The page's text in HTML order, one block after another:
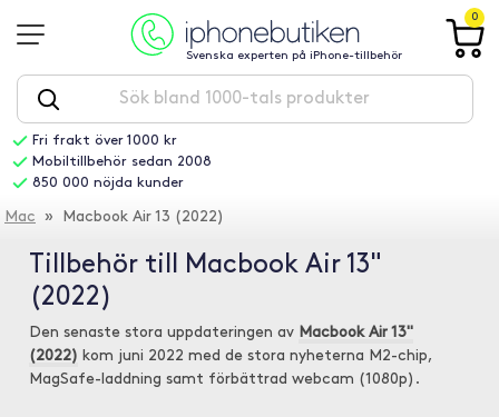
Svenska experten på iPhone-tillbehör
0
Fri frakt över 1000 kr
Mobiltillbehör sedan 2008
850 000 nöjda kunder
Mac » Macbook Air 13 (2022)
Tillbehör till Macbook Air 13"
(2022)
Den senaste stora uppdateringen av Macbook Air 13"
(2022) kom juni 2022 med de stora nyheterna M2-chip,
MagSafe-laddning samt förbättrad webcam (1080p).